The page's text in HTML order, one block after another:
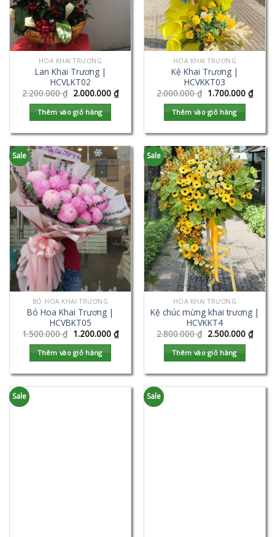
HOA KHAI TRƯƠNG
Lan Khai Trương |
HCVLKT02
2.200.000₫ 2.000.000 ₫
Thêm vào giỏ hàng
HOA KHAI TRƯƠNG
Kệ Khai Trương |
HCVKKT03
2.000.000₫ 1.700.000 ₫
Thêm vào giỏ hàng
Sale
BÓ HOA KHAI TRƯƠNG
Bó Hoa Khai Trương |
HCVBKT05
1.500.000₫ 1.200.000 ₫
Thêm vào giỏ hàng
Sale
HOA KHAI TRƯƠNG
Kệ chúc mừng khai trương |
HCVKKT4
2.800.000₫ 2.500.000 ₫
Thêm vào giỏ hàng
Sale Sale